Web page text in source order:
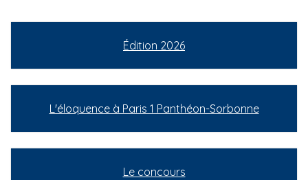
Édition 2026
L'éloquence à Paris 1 Panthéon-Sorbonne
Le concours